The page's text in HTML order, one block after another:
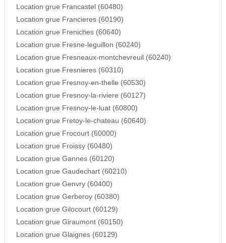
Location grue Francastel (60480)
Location grue Francieres (60190)
Location grue Freniches (60640)
Location grue Fresne-leguillon (60240)
Location grue Fresneaux-montchevreuil (60240)
Location grue Fresnieres (60310)
Location grue Fresnoy-en-thelle (60530)
Location grue Fresnoy-la-riviere (60127)
Location grue Fresnoy-le-luat (60800)
Location grue Fretoy-le-chateau (60640)
Location grue Frocourt (60000)
Location grue Froissy (60480)
Location grue Gannes (60120)
Location grue Gaudechart (60210)
Location grue Genvry (60400)
Location grue Gerberoy (60380)
Location grue Gilocourt (60129)
Location grue Giraumont (60150)
Location grue Glaignes (60129)